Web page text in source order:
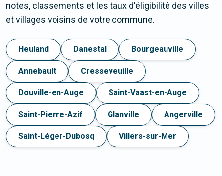
notes, classements et les taux d'éligibilité des villes
et villages voisins de votre commune.
Heuland Danestal Bourgeauville
Annebault Cresseveuille
Douville-en-Auge Saint-Vaast-en-Auge
Saint-Pierre-Azif Glanville Angerville
Saint-Léger-Dubosq Villers-sur-Mer